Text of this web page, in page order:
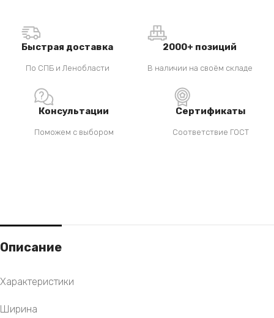
Быстрая доставка
По СПБ и Ленобласти
2000+ позиций
В наличии на своём складе
Консультации
Поможем с выбором
Сертификаты
Соответствие ГОСТ
Описание
Характеристики
Ширина